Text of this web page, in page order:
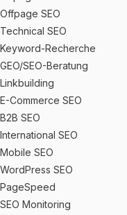
Offpage SEO
Technical SEO
Keyword-Recherche
GEO/SEO-Beratung
Linkbuilding
E-Commerce SEO
B2B SEO
International SEO
Mobile SEO
WordPress SEO
PageSpeed
SEO Monitoring